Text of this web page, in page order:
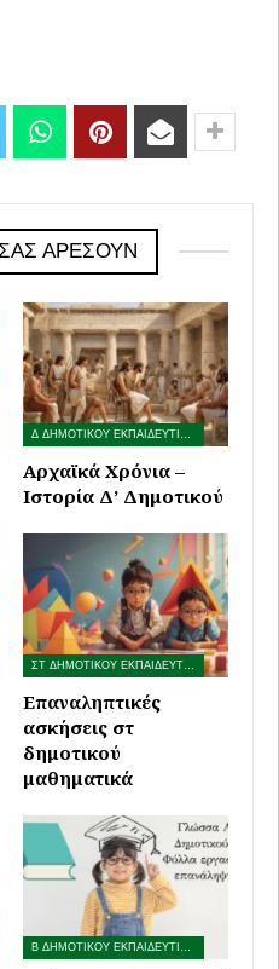
ΑΡΈΣΟΥΝ
Αρχαϊκά Χρόνια –
Ιστορία Δ’ Δημοτικού
Επαναληπτικές
ασκήσεις στ
δημοτικού
μαθηματικά